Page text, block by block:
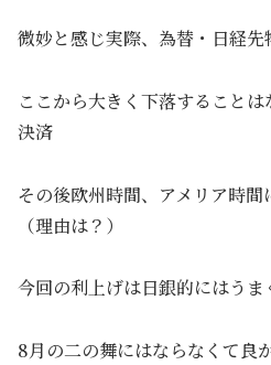
微妙と感じ実際、為替・日経先
ここから大きく下落すること
決済
その後欧州時間、アメリア時
（理由は？）
今回の利上げは日銀的にはうま
8月の二の舞にはならなくて良